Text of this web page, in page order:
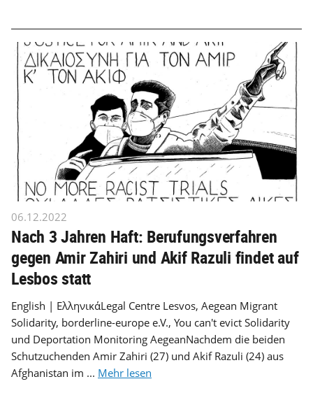
06.12.2022
Nach 3 Jahren Haft: Berufungsverfahren
gegen Amir Zahiri und Akif Razuli findet auf
Lesbos statt
English | ΕλληνικάLegal Centre Lesvos, Aegean Migrant
Solidarity, borderline-europe e.V., You can't evict Solidarity
und Deportation Monitoring AegeanNachdem die beiden
Schutzuchenden Amir Zahiri (27) und Akif Razuli (24) aus
Afghanistan im ... Mehr lesen